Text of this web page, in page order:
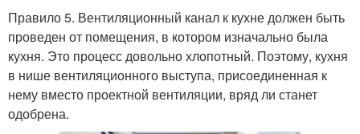
Правило 5. Вентиляционный канал к кухне должен быть
проведен от помещения, в котором изначально была
кухня. Это процесс довольно хлопотный. Поэтому, кухня
в нише вентиляционного выступа, присоединенная к
нему вместо проектной вентиляции, вряд ли станет
одобрена.